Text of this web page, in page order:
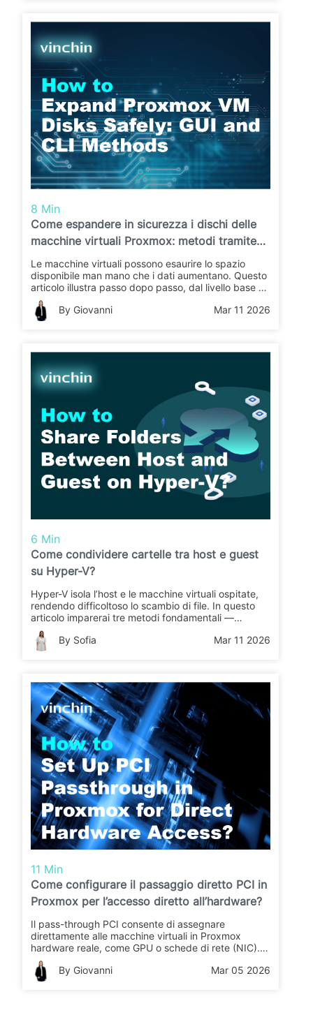
8 Min
Come espandere in sicurezza i dischi delle
macchine virtuali Proxmox: metodi tramite
interfaccia grafica e riga di comando
Le macchine virtuali possono esaurire lo spazio
disponibile man mano che i dati aumentano. Questo
articolo illustra passo dopo passo, dal livello base a
quello avanzato, come espandere i dischi delle VM
in Proxmox, con esempi, comandi e verifiche per
evitare la perdita di dati.
By Giovanni Mar 11 2026
6 Min
Come condividere cartelle tra host e guest
su Hyper-V?
Hyper-V isola l’host e le macchine virtuali ospitate,
rendendo difficoltoso lo scambio di file. In questo
articolo imparerai tre metodi fondamentali —
Modalità sessione avanzata, condivisioni di rete
SMB e dischi pass-through — per condividere
cartelle in modo sicuro ed efficiente.
By Sofia Mar 11 2026
11 Min
Come configurare il passaggio diretto PCI in
Proxmox per l’accesso diretto all’hardware?
Il pass-through PCI consente di assegnare
direttamente alle macchine virtuali in Proxmox
hardware reale, come GPU o schede di rete (NIC).
Questa guida spiega passo dopo passo il processo
di configurazione, in modo da migliorare le
prestazioni e l'affidabilità delle VM.
By Giovanni Mar 05 2026